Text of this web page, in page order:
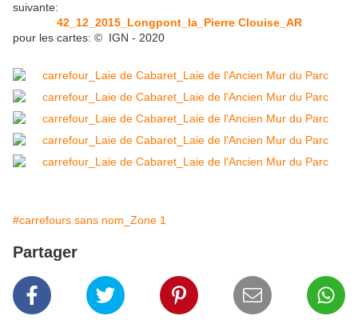
suivante:
42_12_2015_Longpont_la_Pierre Clouise_AR
pour les cartes: © IGN - 2020
#carrefours sans nom_Zone 1
Partager